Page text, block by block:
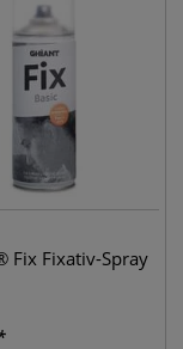
Fix Fixativ-Spray